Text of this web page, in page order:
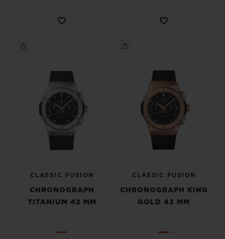
CLASSIC FUSION
CHRONOGRAPH
TITANIUM 42 MM
CLASSIC FUSION
CHRONOGRAPH KING
GOLD 42 MM